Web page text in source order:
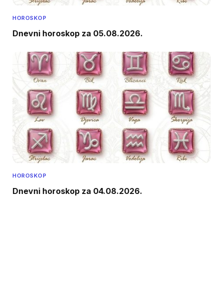
HOROSKOP
Dnevni horoskop za 05.08.2026.
HOROSKOP
Dnevni horoskop za 04.08.2026.